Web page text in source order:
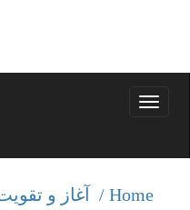
Toggle
Home /
آغاز و